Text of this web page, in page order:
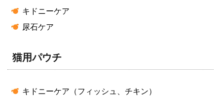
キドニーケア
尿石ケア
猫用パウチ
キドニーケア（フィッシュ、チキン）